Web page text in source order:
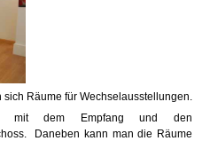
Räume für Wechselausstellungen.
mit dem Empfang und den
Daneben kann man die Räume